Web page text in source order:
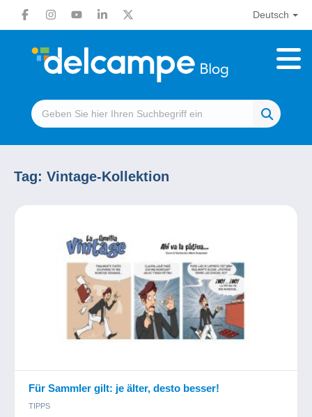
Deutsch
Tag: Vintage-Kollektion
Für Sammler gilt: je älter, desto besser!
TIPPS